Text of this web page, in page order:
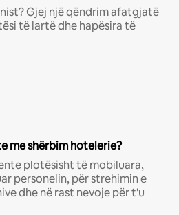
Gjej një qëndrim afatgjatë
të lartë dhe hapësira të
me shërbim hotelerie?
plotësisht të mobiluara,
personelin, për strehimin e
dhe në rast nevoje për t'u